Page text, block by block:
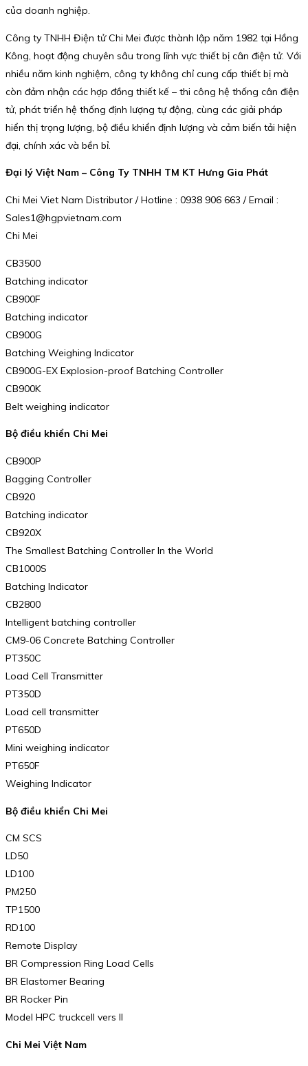
của doanh nghiệp.
Công ty TNHH Điện tử Chi Mei được thành lập năm 1982 tại Hồng
Kông, hoạt động chuyên sâu trong lĩnh vực thiết bị cân điện tử. Với
nhiều năm kinh nghiệm, công ty không chỉ cung cấp thiết bị mà
còn đảm nhận các hợp đồng thiết kế – thi công hệ thống cân điện
tử, phát triển hệ thống định lượng tự động, cùng các giải pháp
hiển thị trọng lượng, bộ điều khiển định lượng và cảm biến tải hiện
đại, chính xác và bền bỉ.
Đại lý Việt Nam – Công Ty TNHH TM KT Hưng Gia Phát
Chi Mei Viet Nam Distributor / Hotline : 0938 906 663 / Email :
Sales1@hgpvietnam.com
Chi Mei
CB3500
Batching indicator
CB900F
Batching indicator
CB900G
Batching Weighing Indicator
CB900G-EX Explosion-proof Batching Controller
CB900K
Belt weighing indicator
Bộ điều khiển Chi Mei
CB900P
Bagging Controller
CB920
Batching indicator
CB920X
The Smallest Batching Controller In the World
CB1000S
Batching Indicator
CB2800
Intelligent batching controller
CM9-06 Concrete Batching Controller
PT350C
Load Cell Transmitter
PT350D
Load cell transmitter
PT650D
Mini weighing indicator
PT650F
Weighing Indicator
Bộ điều khiển Chi Mei
CM SCS
LD50
LD100
PM250
TP1500
RD100
Remote Display
BR Compression Ring Load Cells
BR Elastomer Bearing
BR Rocker Pin
Model HPC truckcell vers II
Chi Mei Việt Nam